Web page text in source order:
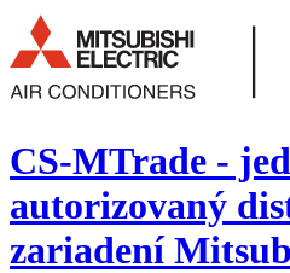
CS-MTrade -
autorizovaný
zariadení